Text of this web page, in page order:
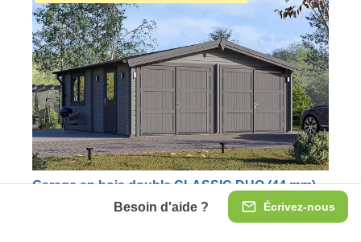
Écrivez-nous
Besoin d'aide ?
Garage en bois double CLASSIC DUO (44 mm),
CLASSIC DUO est le garage tout-en-un qui vous